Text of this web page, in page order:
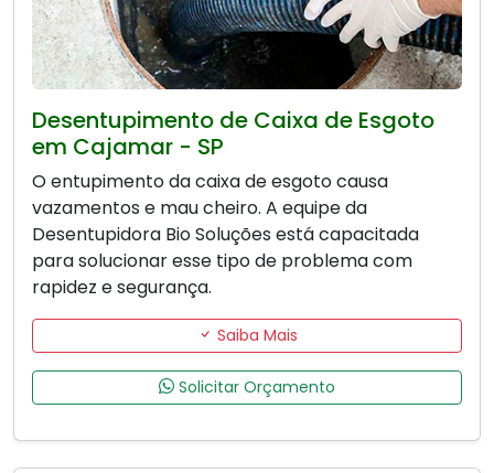
Desentupimento de Caixa de Esgoto
em Cajamar - SP
O entupimento da caixa de esgoto causa
vazamentos e mau cheiro. A equipe da
Desentupidora Bio Soluções está capacitada
para solucionar esse tipo de problema com
rapidez e segurança.
Saiba Mais
Solicitar Orçamento